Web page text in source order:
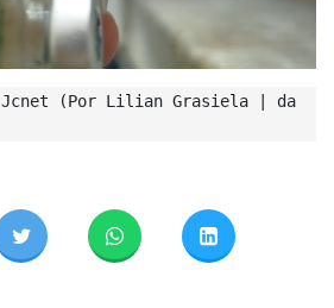
Jcnet (Por Lilian Grasiela | da